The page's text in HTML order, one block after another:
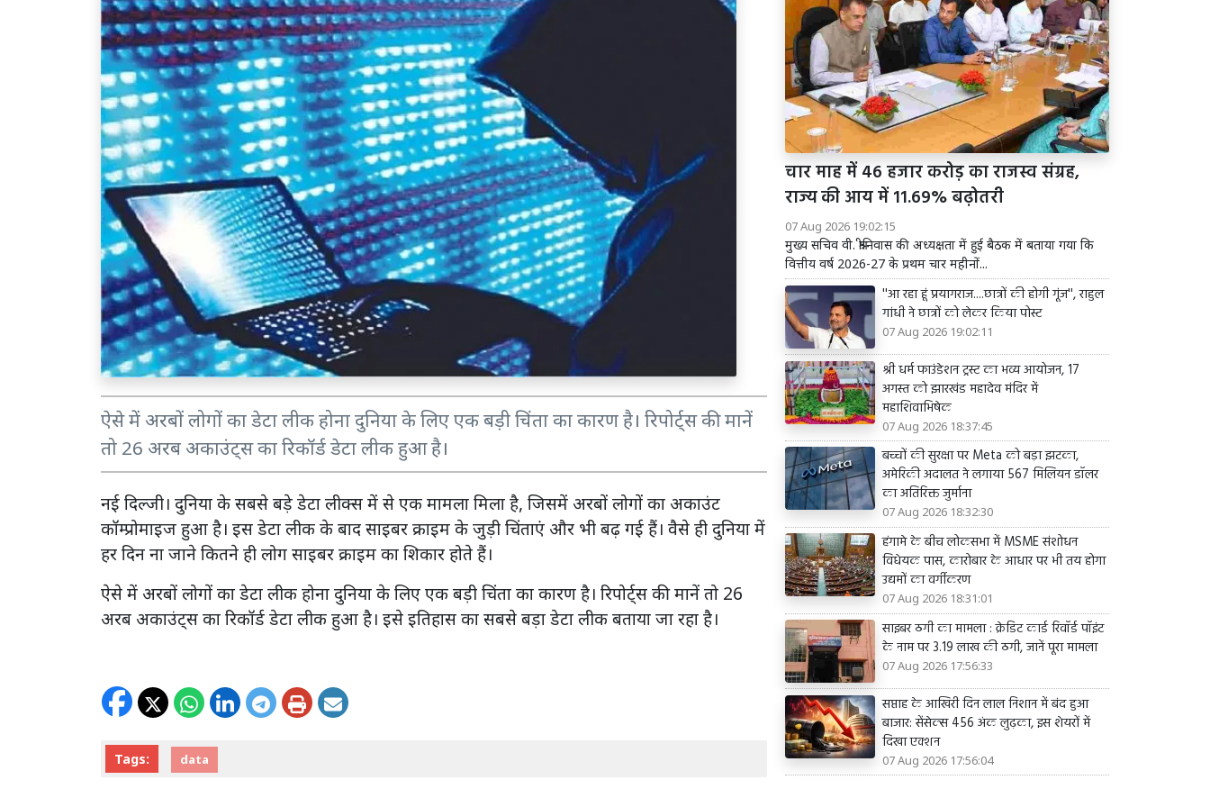
ऐसे में अरबों लोगों का डेटा लीक होना दुनिया के लिए एक बड़ी चिंता का कारण है। रिपोर्ट्स की मानें
तो 26 अरब अकाउंट्स का रिकॉर्ड डेटा लीक हुआ है।
नई दिल्जी। दुनिया के सबसे बड़े डेटा लीक्स में से एक मामला मिला है, जिसमें अरबों लोगों का अकाउंट
कॉम्प्रोमाइज हुआ है। इस डेटा लीक के बाद साइबर क्राइम के जुड़ी चिंताएं और भी बढ़ गई हैं। वैसे ही दुनिया में
हर दिन ना जाने कितने ही लोग साइबर क्राइम का शिकार होते हैं।
ऐसे में अरबों लोगों का डेटा लीक होना दुनिया के लिए एक बड़ी चिंता का कारण है। रिपोर्ट्स की मानें तो 26
अरब अकाउंट्स का रिकॉर्ड डेटा लीक हुआ है। इसे इतिहास का सबसे बड़ा डेटा लीक बताया जा रहा है।
Tags: data
चार माह में 46 हजार करोड़ का राजस्व संग्रह,
राज्य की आय में 11.69% बढ़ोतरी
07 Aug 2026 19:02:15
मुख्य सचिव वी. श्रीनिवास की अध्यक्षता में हुई बैठक में बताया गया कि
वित्तीय वर्ष 2026-27 के प्रथम चार महीनों...
''आ रहा हूं प्रयागराज....छात्रों की होगी गूंज'', राहुल
गांधी ने छात्रों को लेकर किया पोस्ट
07 Aug 2026 19:02:11
श्री धर्म फाउंडेशन ट्रस्ट का भव्य आयोजन, 17
अगस्त को झारखंड महादेव मंदिर में
महाशिवाभिषेक
07 Aug 2026 18:37:45
बच्चों की सुरक्षा पर Meta को बड़ा झटका,
अमेरिकी अदालत ने लगाया 567 मिलियन डॉलर
का अतिरिक्त जुर्माना
07 Aug 2026 18:32:30
हंगामे के बीच लोकसभा में MSME संशोधन
विधेयक पास, कारोबार के आधार पर भी तय होगा
उद्यमों का वर्गीकरण
07 Aug 2026 18:31:01
साइबर ठगी का मामला : क्रेडिट कार्ड रिवॉर्ड पॉइंट
के नाम पर 3.19 लाख की ठगी, जानें पूरा मामला
07 Aug 2026 17:56:33
सप्ताह के आखिरी दिन लाल निशान में बंद हुआ
बाजार: सेंसेक्स 456 अंक लुढ़का, इस शेयरों में
दिखा एक्शन
07 Aug 2026 17:56:04